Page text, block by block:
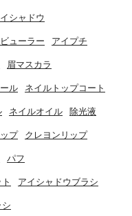
シャドウ
ューラー アイプチ
眉マスカラ
ル ネイルトップコート
ネイルオイル 除光液
プ クレヨンリップ
パフ
アイシャドウブラシ
シ